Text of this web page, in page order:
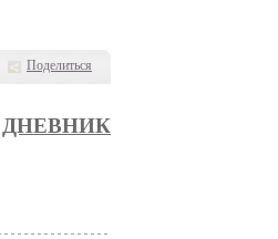
Поделиться
ДНЕВНИК